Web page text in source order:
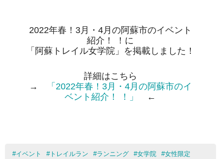
2022年春！3月・4月の阿蘇市のイベント
紹介！ ！に
「阿蘇トレイル女学院」を掲載しました！
詳細はこちら
→
「2022年春！3月・4月の阿蘇市のイ
ベント紹介！ ！」
←
#イベント #トレイルラン #ランニング #女学院 #女性限定